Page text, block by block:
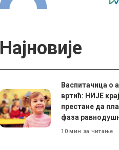
Најновије
Васпитачица о
вртић: НИЈЕ
престане да
фаза
10 мин за читање